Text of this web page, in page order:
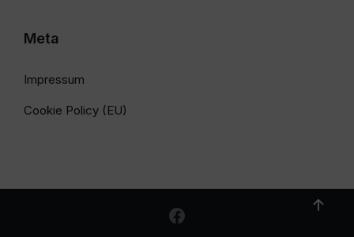
Meta
Impressum
Cookie Policy (EU)